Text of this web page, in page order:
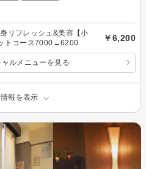
リフレッシュ&美容【小
トコース7000→6200
￥6,200
ルメニューを見る
報を表示